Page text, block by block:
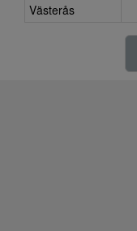
Västerås